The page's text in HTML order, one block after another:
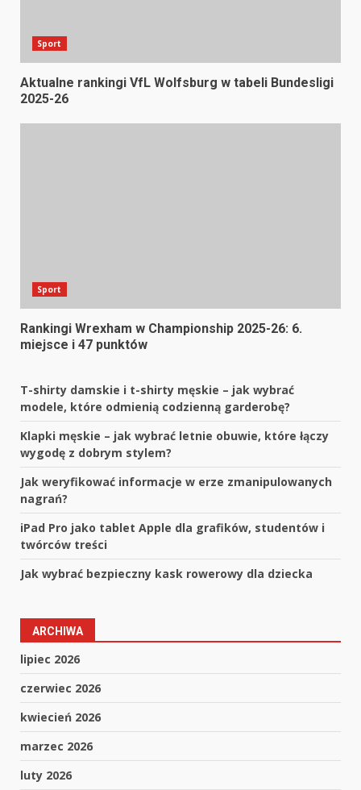
Sport
Aktualne rankingi VfL Wolfsburg w tabeli Bundesligi
2025-26
Sport
Rankingi Wrexham w Championship 2025-26: 6.
miejsce i 47 punktów
T-shirty damskie i t-shirty męskie – jak wybrać
modele, które odmienią codzienną garderobę?
Klapki męskie – jak wybrać letnie obuwie, które łączy
wygodę z dobrym stylem?
Jak weryfikować informacje w erze zmanipulowanych
nagrań?
iPad Pro jako tablet Apple dla grafików, studentów i
twórców treści
Jak wybrać bezpieczny kask rowerowy dla dziecka
ARCHIWA
lipiec 2026
czerwiec 2026
kwiecień 2026
marzec 2026
luty 2026